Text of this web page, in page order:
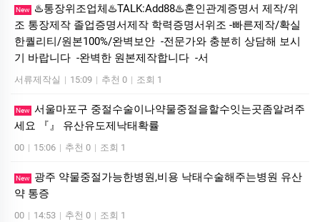
New
♨️통장위조업체♨️TALK:Add88♨️혼인관계증명서 제작/위
조 통장제작 졸업증명서제작 학력증명서위조 -빠른제작/확실
한퀄리티/원본100%/완벽보안 -전문가와 충분히 상담해 보시
기 바랍니다 -완벽한 원본제작합니다 -서
서류제작실 | 15:09 | 추천 0 | 조회 1
New 서울마포구 중절수술이나약물중절을할수잇는곳좀알려주
세요 『』 유산유도제낙태확률
00 | 15:06 | 추천 0 | 조회 1
New
광주 약물중절가능한병원,비용 낙태수술해주는병원 유산
약 통증
00 | 14:53 | 추천 0 | 조회 1